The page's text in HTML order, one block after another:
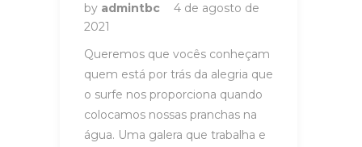
by admintbc
4 de agosto de
2021
Queremos que vocês conheçam
quem está por trás da alegria que
o surfe nos proporciona quando
colocamos nossas pranchas na
água. Uma galera que trabalha e